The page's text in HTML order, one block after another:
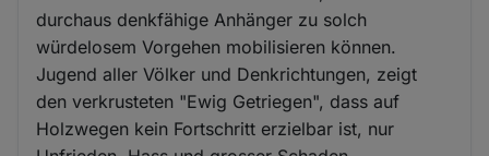
durchaus denkfähige Anhänger zu solch
würdelosem Vorgehen mobilisieren können.
Jugend aller Völker und Denkrichtungen, zeigt
den verkrusteten "Ewig Getriegen", dass auf
Holzwegen kein Fortschritt erzielbar ist, nur